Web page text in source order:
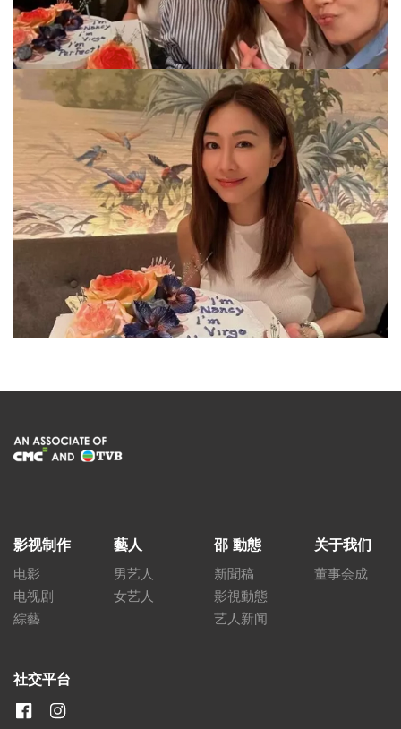
影视制作
电影
电视剧
綜藝
藝人
男艺人
女艺人
邵 動態
新聞稿
影視動態
艺人新闻
关于我们
董事会成
社交平台